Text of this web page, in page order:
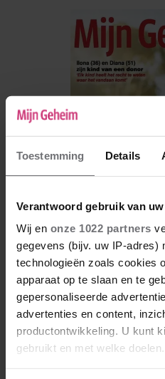
Toestemming Details
Verantwoord gebruik van
Wij en onze 1022 partners
gegevens (bijv. uw IP-adres)
technologieën zoals cookies
apparaat op te slaan en te
gepersonaliseerde
advertenties en content,
productontwikkeling. U kunt
gebruikt en met welke doelen.
De nieuwe Mijn
Los